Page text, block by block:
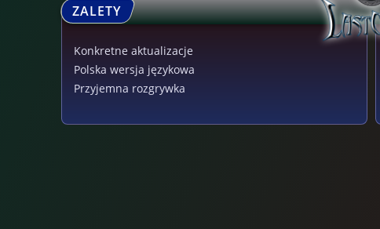
ZALETY
Konkretne aktualizacje
Polska wersja językowa
Przyjemna rozgrywka